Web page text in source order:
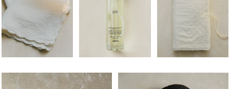
Immagine cambiata in 1 di 5 Immagine cambiata in 1 di 6